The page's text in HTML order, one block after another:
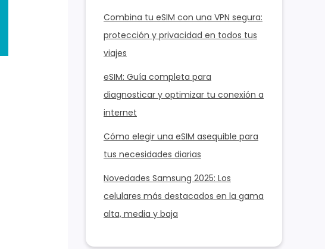
Combina tu eSIM con una VPN segura:
protección y privacidad en todos tus
viajes
eSIM: Guía completa para
diagnosticar y optimizar tu conexión a
internet
Cómo elegir una eSIM asequible para
tus necesidades diarias
Novedades Samsung 2025: Los
celulares más destacados en la gama
alta, media y baja